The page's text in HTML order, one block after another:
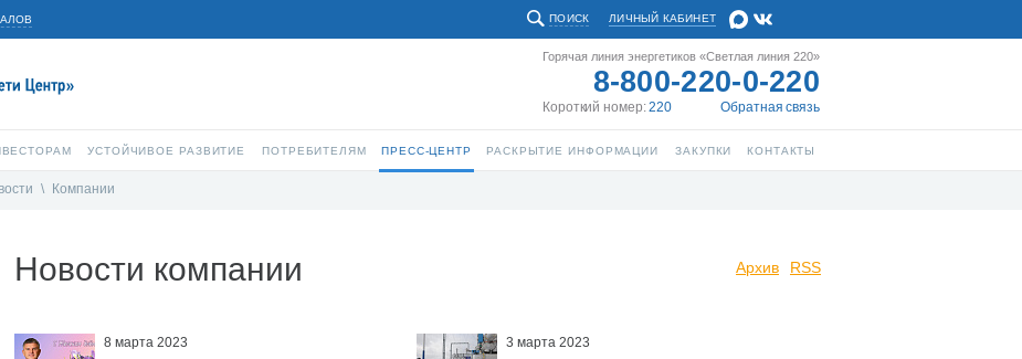
ЛИЧНЫЙ КАБИНЕТ
ПОИСК
Горячая линия энергетиков «Светлая линия 220»
8-800-220-0-220
Короткий номер:220 Обратная связь
УСТОЙЧИВОЕ РАЗВИТИЕ ПОТРЕБИТЕЛЯМ ПРЕСС-ЦЕНТР РАСКРЫТИЕ ИНФОРМАЦИИ ЗАКУПКИ КОНТАКТЫ
\ Компании
Новости компании Архив RSS
8 марта 2023
3 марта 2023